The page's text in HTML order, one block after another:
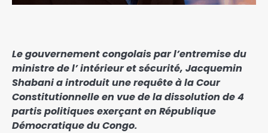
Le gouvernement congolais par l’entremise du
ministre de l’ intérieur et sécurité, Jacquemin
Shabani a introduit une requête à la Cour
Constitutionnelle en vue de la dissolution de 4
partis politiques exerçant en République
Démocratique du Congo.